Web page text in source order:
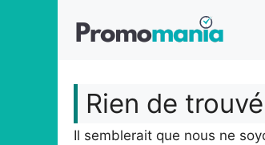
Rien de trouvé
Il semblerait que nous ne